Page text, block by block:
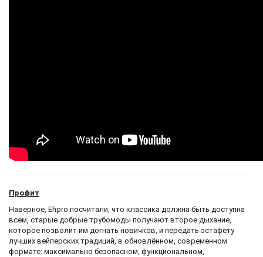
Профит
Наверное, Ehpro посчитали, что классика должна быть доступна
всем, старые добрые трубомоды получают второе дыхание,
которое позволит им догнать новичков, и передать эстафету
лучших вейперских традиций, в обновлённом, современном
формате: максимально безопасном, функциональном,